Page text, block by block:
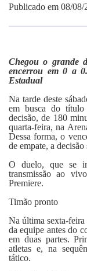
Anuncie
Publicado em 08/08/
Chegou o grande
encerrou em 0 a
Estadual
Na tarde deste
em busca do
decisão, de 180
quarta-feira, na
Dessa forma, o
de empate, a decisão
O duelo, que se
transmissão ao
Premiere.
Timão pronto
Na última sexta-
da equipe antes do
em duas partes.
atletas e, na
tático.